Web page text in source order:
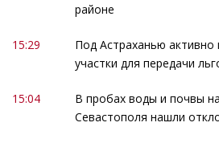
районе
15:29
Под Астраханью активно
участки для передачи
15:04
В пробах воды и почвы
Севастополя нашли